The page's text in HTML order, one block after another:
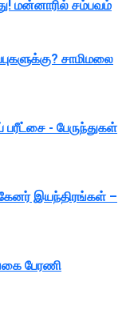
மன்னாரில் சம்பவம்
சாமிமலை
பரீட்சை - பேருந்துகள்
இயந்திரங்கள் –
பேரணி